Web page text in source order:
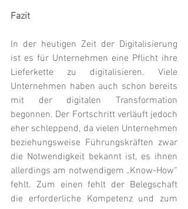
Fazit
In der heutigen Zeit der Digitalisierung
ist es für Unternehmen eine Pflicht ihre
Lieferkette zu digitalisieren. Viele
Unternehmen haben auch schon bereits
mit der digitalen Transformation
begonnen. Der Fortschritt verläuft jedoch
eher schleppend, da vielen Unternehmen
beziehungsweise Führungskräften zwar
die Notwendigkeit bekannt ist, es ihnen
allerdings am notwendigem „Know-How“
fehlt. Zum einen fehlt der Belegschaft
die erforderliche Kompetenz und zum